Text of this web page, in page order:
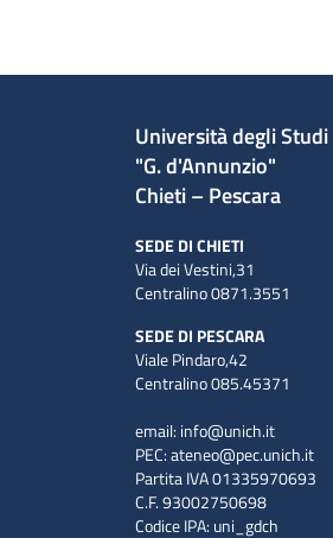
Università degli Studi
"G. d'Annunzio"
Chieti – Pescara
SEDE DI CHIETI
Via dei Vestini,31
Centralino 0871.3551
SEDE DI PESCARA
Viale Pindaro,42
Centralino 085.45371
email: info@unich.it
PEC:ateneo@pec.unich.it
Partita IVA 01335970693
C.F. 93002750698
Codice IPA: uni_gdch